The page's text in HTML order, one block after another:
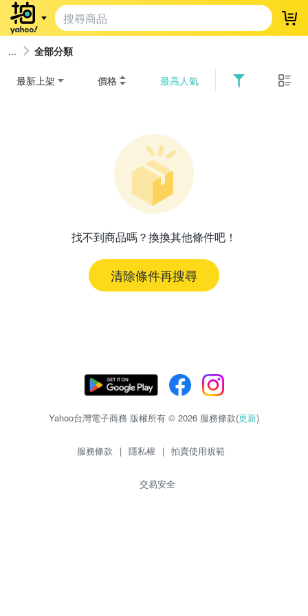
登
全部分類
最新上架 價格 最高人氣
找不到商品嗎？換換其他條件吧！
清除條件再搜尋
Yahoo台灣電子商務 版權所有 © 2026 服務條款(更新)
服務條款 | 隱私權 | 拍賣使用規範
交易安全